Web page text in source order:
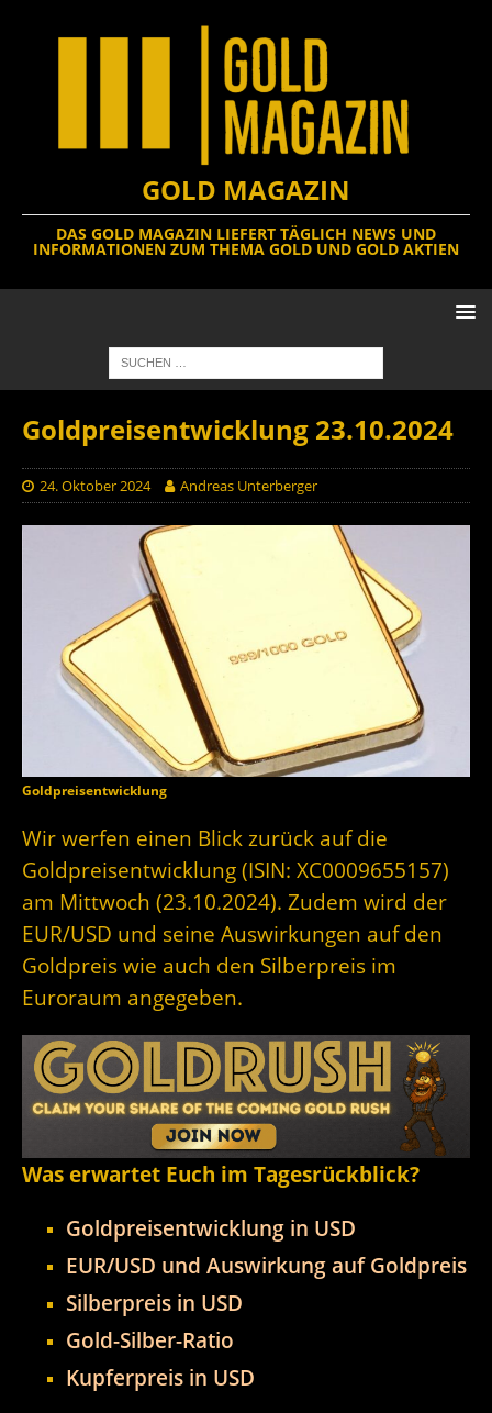
GOLD MAGAZIN
DAS GOLD MAGAZIN LIEFERT TÄGLICH NEWS UND
INFORMATIONEN ZUM THEMA GOLD UND GOLD AKTIEN
Goldpreisentwicklung 23.10.2024
24. Oktober 2024 Andreas Unterberger
Goldpreisentwicklung
Wir werfen einen Blick zurück auf die
Goldpreisentwicklung (ISIN: XC0009655157)
am Mittwoch (23.10.2024). Zudem wird der
EUR/USD und seine Auswirkungen auf den
Goldpreis wie auch den Silberpreis im
Euroraum angegeben.
Was erwartet Euch im Tagesrückblick?
Goldpreisentwicklung in USD
EUR/USD und Auswirkung auf Goldpreis
Silberpreis in USD
Gold-Silber-Ratio
Kupferpreis in USD